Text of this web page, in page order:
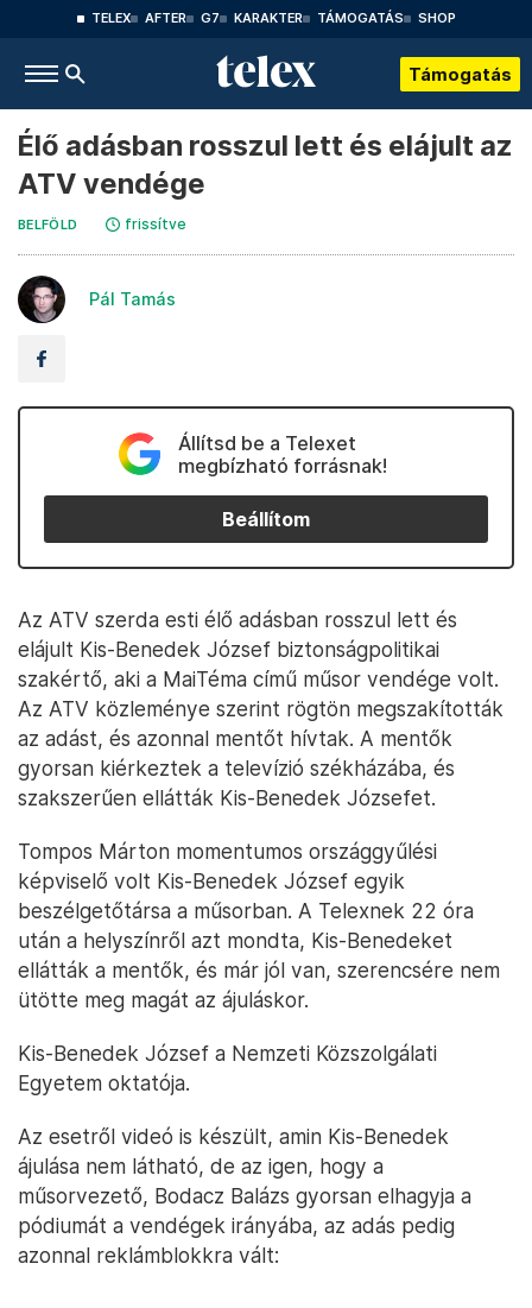
TELEX AFTER G7 KARAKTER TÁMOGATÁS SHOP
Támogatás
Élő adásban rosszul lett és elájult az
ATV vendége
BELFÖLD frissítve
Pál Tamás
Állítsd be a Telexet
megbízható forrásnak!
Beállítom
Az ATV szerda esti élő adásban rosszul lett és
elájult Kis-Benedek József biztonságpolitikai
szakértő, aki a MaiTéma című műsor vendége volt.
Az ATV közleménye szerint rögtön megszakították
az adást, és azonnal mentőt hívtak. A mentők
gyorsan kiérkeztek a televízió székházába, és
szakszerűen ellátták Kis-Benedek Józsefet.
Tompos Márton momentumos országgyűlési
képviselő volt Kis-Benedek József egyik
beszélgetőtársa a műsorban. A Telexnek 22 óra
után a helyszínről azt mondta, Kis-Benedeket
ellátták a mentők, és már jól van, szerencsére nem
ütötte meg magát az ájuláskor.
Kis-Benedek József a Nemzeti Közszolgálati
Egyetem oktatója.
Az esetről videó is készült, amin Kis-Benedek
ájulása nem látható, de az igen, hogy a
műsorvezető, Bodacz Balázs gyorsan elhagyja a
pódiumát a vendégek irányába, az adás pedig
azonnal reklámblokkra vált: